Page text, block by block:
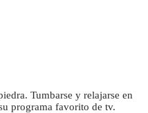
Tumbarse y relajarse en
programa favorito de tv.